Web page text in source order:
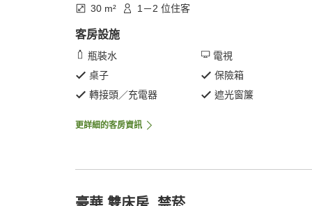
30 m² 1－2 位住客
客房設施
瓶裝水
電視
桌子
保險箱
轉接頭／充電器
遮光窗簾
更詳細的客房資訊